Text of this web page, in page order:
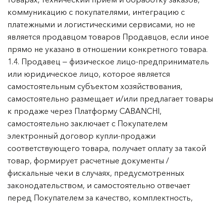
коммуникацию с покупателями, интеграцию с
платежными и логистическими сервисами, но не
является продавцом товаров Продавцов, если иное
прямо не указано в отношении конкретного товара.
1.4. Продавец — физическое лицо-предприниматель
или юридическое лицо, которое является
самостоятельным субъектом хозяйствования,
самостоятельно размещает и/или предлагает товары
к продаже через Платформу CABANCHI,
самостоятельно заключает с Покупателем
электронный договор купли-продажи
соответствующего товара, получает оплату за такой
товар, формирует расчетные документы /
фискальные чеки в случаях, предусмотренных
законодательством, и самостоятельно отвечает
перед Покупателем за качество, комплектность,